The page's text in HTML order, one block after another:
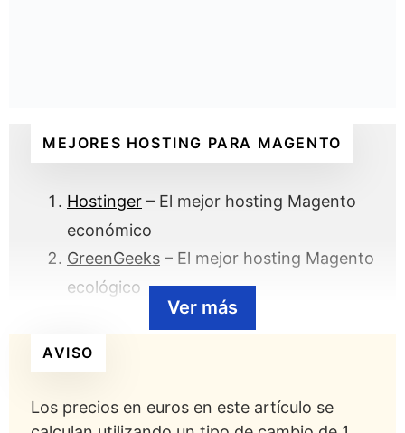
MEJORES HOSTING PARA MAGENTO
Hostinger – El mejor hosting Magento
económico
GreenGeeks – El mejor hosting Magento
ecológico
– El mejor cloud hosting
para Magento
InMotion Hosting
hosting Magento
Nexcess– El mejor hosting Magento
Ver más
AVISO
Los precios en euros en este artículo se